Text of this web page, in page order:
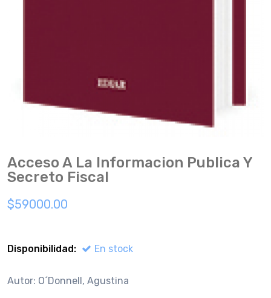
Acceso A La Informacion Publica Y
Secreto Fiscal
$59000.00
Disponibilidad: En stock
Autor: O´Donnell, Agustina